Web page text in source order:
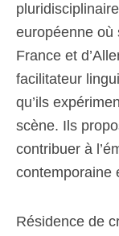
européenne où
France et
facilitateur
qu’ils
scène. Ils
contribuer à
contemporaine
Résidence de